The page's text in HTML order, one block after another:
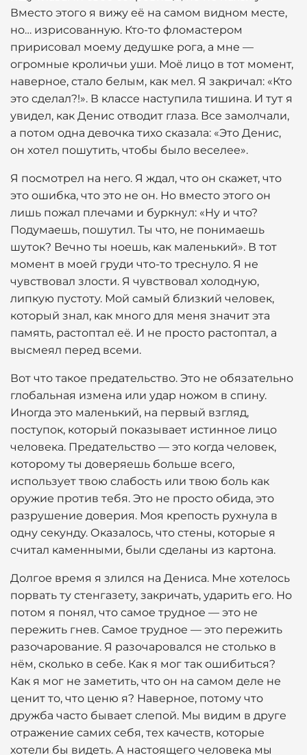
Вместо этого я вижу её на самом видном месте,
но… изрисованную. Кто-то фломастером
пририсовал моему дедушке рога, а мне —
огромные кроличьи уши. Моё лицо в тот момент,
наверное, стало белым, как мел. Я закричал: «Кто
это сделал?!». В классе наступила тишина. И тут я
увидел, как Денис отводит глаза. Все замолчали,
а потом одна девочка тихо сказала: «Это Денис,
он хотел пошутить, чтобы было веселее».
Я посмотрел на него. Я ждал, что он скажет, что
это ошибка, что это не он. Но вместо этого он
лишь пожал плечами и буркнул: «Ну и что?
Подумаешь, пошутил. Ты что, не понимаешь
шуток? Вечно ты ноешь, как маленький». В тот
момент в моей груди что-то треснуло. Я не
чувствовал злости. Я чувствовал холодную,
липкую пустоту. Мой самый близкий человек,
который знал, как много для меня значит эта
память, растоптал её. И не просто растоптал, а
высмеял перед всеми.
Вот что такое предательство. Это не обязательно
глобальная измена или удар ножом в спину.
Иногда это маленький, на первый взгляд,
поступок, который показывает истинное лицо
человека. Предательство — это когда человек,
которому ты доверяешь больше всего,
использует твою слабость или твою боль как
оружие против тебя. Это не просто обида, это
разрушение доверия. Моя крепость рухнула в
одну секунду. Оказалось, что стены, которые я
считал каменными, были сделаны из картона.
Долгое время я злился на Дениса. Мне хотелось
порвать ту стенгазету, закричать, ударить его. Но
потом я понял, что самое трудное — это не
пережить гнев. Самое трудное — это пережить
разочарование. Я разочаровался не столько в
нём, сколько в себе. Как я мог так ошибиться?
Как я мог не заметить, что он на самом деле не
ценит то, что ценю я? Наверное, потому что
дружба часто бывает слепой. Мы видим в друге
отражение самих себя, тех качеств, которые
хотели бы видеть. А настоящего человека мы